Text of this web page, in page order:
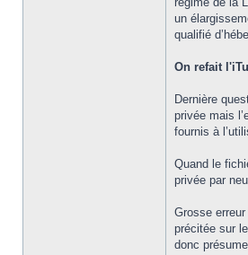
un
qualifié
On refait
Dernière
privée mais
fournis à
Quand le
privée par
Grosse
précitée sur
donc